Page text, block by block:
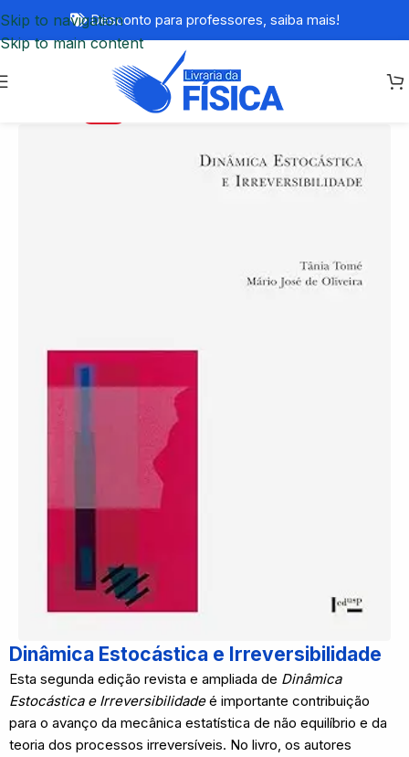
Skip to navigation
Skip to main content
Desconto para professores, saiba mais!
Dinâmica Estocástica e Irreversibilidade
Esta segunda edição revista e ampliada de Dinâmica
Estocástica e Irreversibilidadeé importante contribuição
para o avanço da mecânica estatística de não equilíbrio e da
teoria dos processos irreversíveis. No livro, os autores